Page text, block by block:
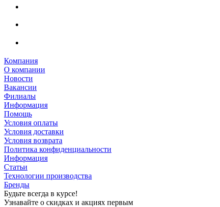
Компания
О компании
Новости
Вакансии
Филиалы
Информация
Помощь
Условия оплаты
Условия доставки
Условия возврата
Политика конфиденциальности
Информация
Статьи
Технологии производства
Бренды
Будьте всегда в курсе!
Узнавайте о скидках и акциях первым